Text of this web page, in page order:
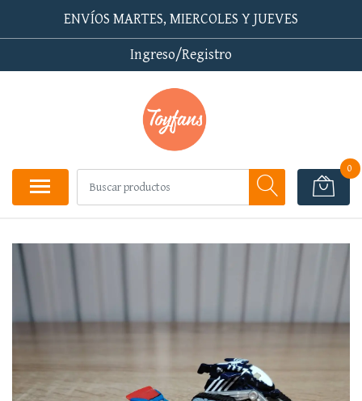
ENVÍOS MARTES, MIERCOLES Y JUEVES
Ingreso/Registro
0